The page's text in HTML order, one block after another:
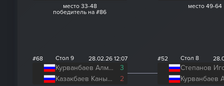
место 33-48
победитель на #86
#68 Стол 9 28.02.26 12:07
Курванбаев Алмазбек
3
Казакбаев Каныбек
2
место 49-64
#52 Стол 8
Степанов